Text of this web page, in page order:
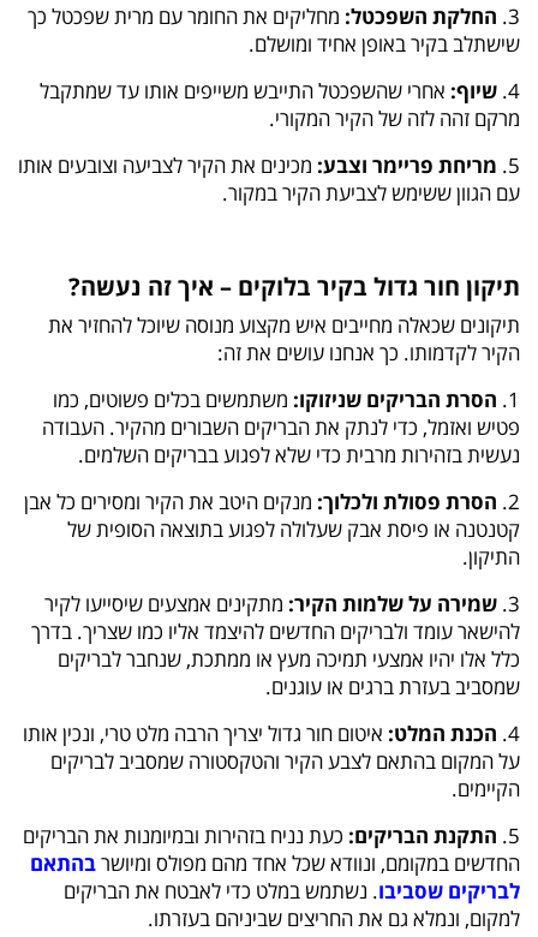
3. החלקת השפכטל: מחליקים את החומר עם מרית שפכטל כך
שישתלב בקיר באופן אחיד ומושלם.
4. שיוף: אחרי שהשפכטל התייבש משייפים אותו עד שמתקבל
מרקם זהה לזה של הקיר המקורי.
5. מריחת פריימר וצבע: מכינים את הקיר לצביעה וצובעים אותו
עם הגוון ששימש לצביעת הקיר במקור.
תיקון חור גדול בקיר בלוקים – איך זה נעשה?
תיקונים שכאלה מחייבים איש מקצוע מנוסה שיוכל להחזיר את
הקיר לקדמותו. כך אנחנו עושים את זה:
1. הסרת הבריקים שניזוקו: משתמשים בכלים פשוטים, כמו
פטיש ואזמל, כדי לנתק את הבריקים השבורים מהקיר. העבודה
נעשית בזהירות מרבית כדי שלא לפגוע בבריקים השלמים.
2. הסרת פסולת ולכלוך: מנקים היטב את הקיר ומסירים כל אבן
קטנטנה או פיסת אבק שעלולה לפגוע בתוצאה הסופית של
התיקון.
3. שמירה על שלמות הקיר: מתקינים אמצעים שיסייעו לקיר
להישאר עומד ולבריקים החדשים להיצמד אליו כמו שצריך. בדרך
כלל אלו יהיו אמצעי תמיכה מעץ או ממתכת, שנחבר לבריקים
שמסביב בעזרת ברגים או עוגנים.
4. הכנת המלט: איטום חור גדול יצריך הרבה מלט טרי, ונכין אותו
על המקום בהתאם לצבע הקיר והטקסטורה שמסביב לבריקים
הקיימים.
5. התקנת הבריקים: כעת נניח בזהירות ובמיומנות את הבריקים
החדשים במקומם, ונוודא שכל אחד מהם מפולס ומיושרבהתאם
לבריקים שסביבו. נשתמש במלט כדי לאבטח את הבריקים
למקום, ונמלא גם את החריצים שביניהם בעזרתו.